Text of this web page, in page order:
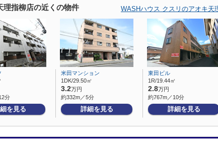
理指柳店の近くの物件 WASHハウス クスリのアオキ天
分
を見る
米田マンション
1DK/29.50㎡
3.2万円
約332m／5分
詳細を見る
東田ビル
1R/19.44㎡
2.8万円
約767m／10分
詳細を見る